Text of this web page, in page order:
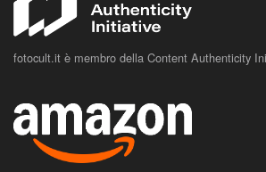
fotocult.it è membro della Content Authenticity